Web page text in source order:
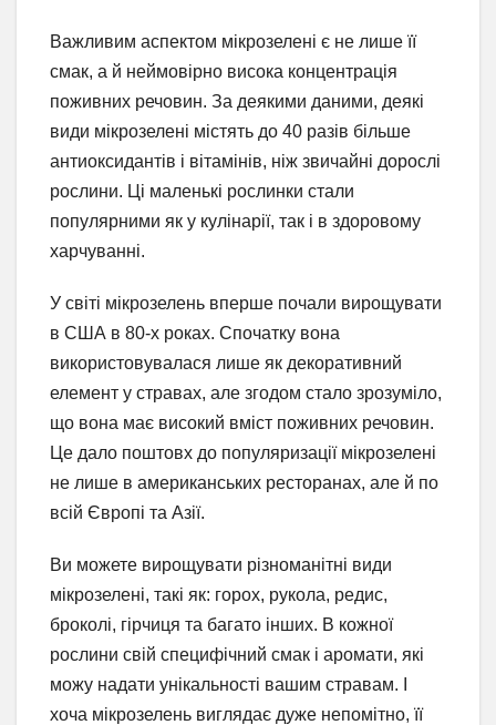
Важливим аспектом мікрозелені є не лише її
смак, а й неймовірно висока концентрація
поживних речовин. За деякими даними, деякі
види мікрозелені містять до 40 разів більше
антиоксидантів і вітамінів, ніж звичайні дорослі
рослини. Ці маленькі рослинки стали
популярними як у кулінарії, так і в здоровому
харчуванні.
У світі мікрозелень вперше почали вирощувати
в США в 80-х роках. Спочатку вона
використовувалася лише як декоративний
елемент у стравах, але згодом стало зрозуміло,
що вона має високий вміст поживних речовин.
Це дало поштовх до популяризації мікрозелені
не лише в американських ресторанах, але й по
всій Європі та Азії.
Ви можете вирощувати різноманітні види
мікрозелені, такі як: горох, рукола, редис,
броколі, гірчиця та багато інших. В кожної
рослини свій специфічний смак і аромати, які
можу надати унікальності вашим стравам. І
хоча мікрозелень виглядає дуже непомітно, її